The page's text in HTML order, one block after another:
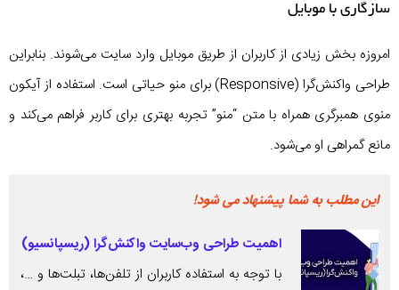
سازگاری با موبایل
امروزه بخش زیادی از کاربران از طریق موبایل وارد سایت می‌شوند. بنابراین
طراحی واکنش‌گرا (Responsive) برای منو حیاتی است. استفاده از آیکون
منوی همبرگری همراه با متن “منو” تجربه بهتری برای کاربر فراهم می‌کند و
مانع گمراهی او می‌شود.
این مطلب به شما پیشنهاد می شود!
اهمیت طراحی وب‌سایت واکنش‌گرا (ریسپانسیو)
با توجه به استفاده کاربران از تلفن‌ها، تبلت‌ها و …،